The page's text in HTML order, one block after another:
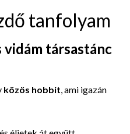
tanfolyam
vidám társastánc
közös hobbit, ami igazán